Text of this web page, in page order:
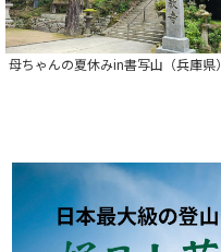
母ちゃんの夏休みin書写山（兵庫県）